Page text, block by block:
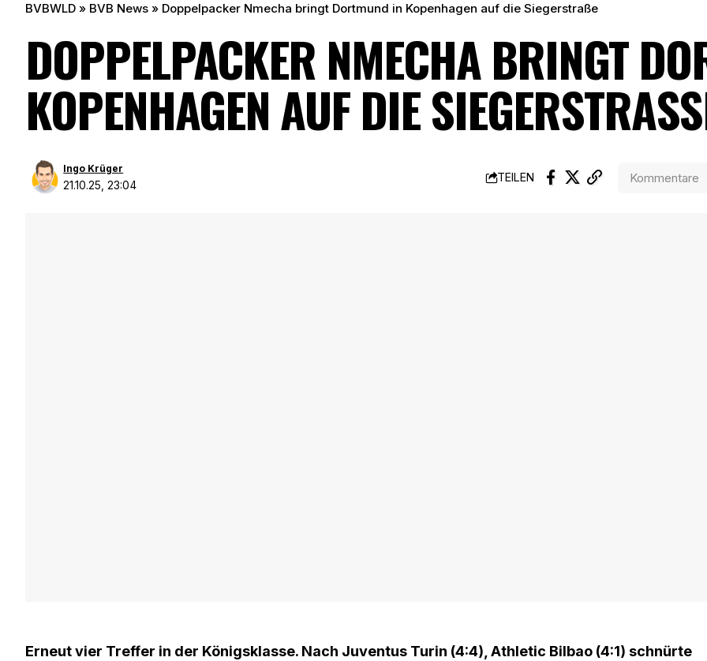
BVBWLD » BVB News » Doppelpacker Nmecha bringt Dortmund in Kopenhagen auf die Siegerstraße
DOPPELPACKER NMECHA BRINGT
KOPENHAGEN AUF DIE SIEGERSTRASSE
21.10.25, 23:04
Ingo Krüger
TEILEN Kommentare
Erneut vier Treffer in der Königsklasse. Nach Juventus Turin (4:4), Athletic Bilbao (4:1) schnürte